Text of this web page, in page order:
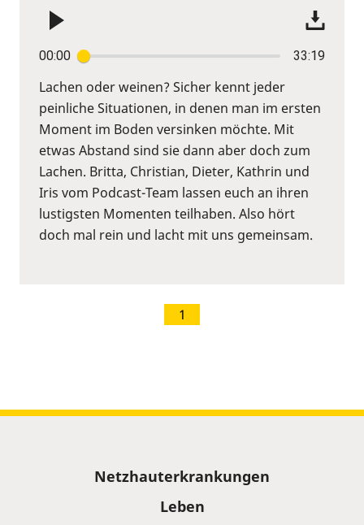
00:00 33:19
Lachen oder weinen? Sicher kennt jeder
peinliche Situationen, in denen man im ersten
Moment im Boden versinken möchte. Mit
etwas Abstand sind sie dann aber doch zum
Lachen. Britta, Christian, Dieter, Kathrin und
Iris vom Podcast-Team lassen euch an ihren
lustigsten Momenten teilhaben. Also hört
doch mal rein und lacht mit uns gemeinsam.
1
Netzhauterkrankungen
Leben